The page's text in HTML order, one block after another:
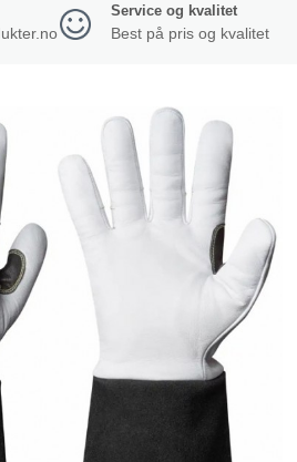
Service og kvalitet
Best på pris og kvalitet